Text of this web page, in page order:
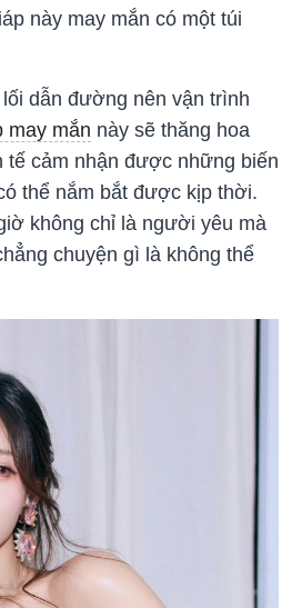
này may mắn có một túi
dẫn đường nên vận trình
may mắn này sẽ thăng hoa
tế cảm nhận được những biến
thể nắm bắt được kịp thời.
không chỉ là người yêu mà
chuyện gì là không thể